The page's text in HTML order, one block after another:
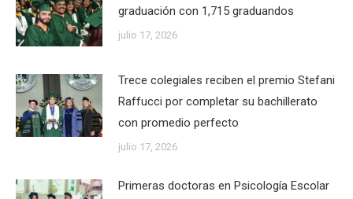
graduación con 1,715 graduandos
julio 17, 2026
Trece colegiales reciben el premio Stefani
Raffucci por completar su bachillerato
con promedio perfecto
julio 17, 2026
Primeras doctoras en Psicología Escolar